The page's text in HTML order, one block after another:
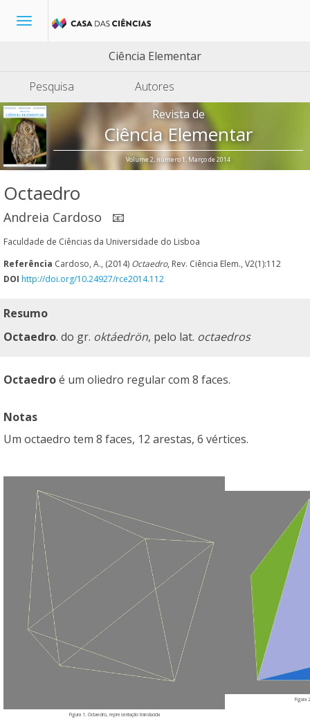
Toggle
Ciência Elementar
Pesquisa
Autores
Revista de
Ciência Elementar
Volume 2, número 1, Março de 2014
Octaedro
Andreia Cardoso 📧
Faculdade de Ciências da Universidade do Lisboa
Referência Cardoso, A., (2014) Octaedro, Rev. Ciência Elem., V2(1):112
DOI http://doi.org/10.24927/rce2014.112
Resumo
Octaedro. do gr. oktáedrön, pelo lat. octaedros
Octaedroé um oliedro regular com 8 faces.
Notas
Um octaedro tem 8 faces, 12 arestas, 6 vértices.
Figura 1. Octaedro, representação translúcida
Figura